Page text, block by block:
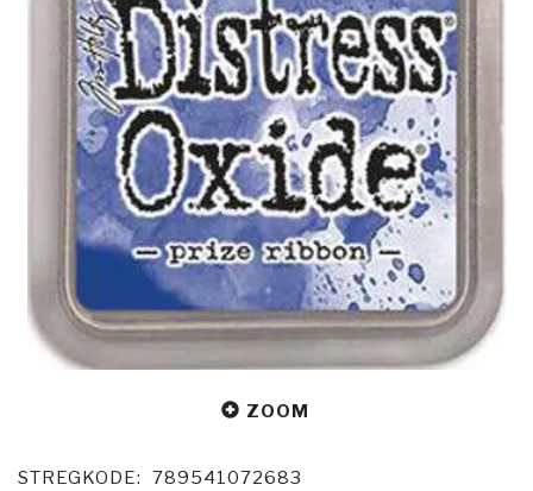
ZOOM
STREGKODE:
789541072683